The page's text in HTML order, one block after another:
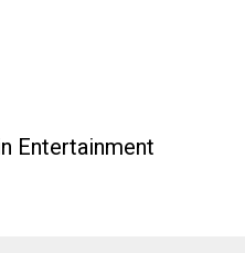
Entertainment